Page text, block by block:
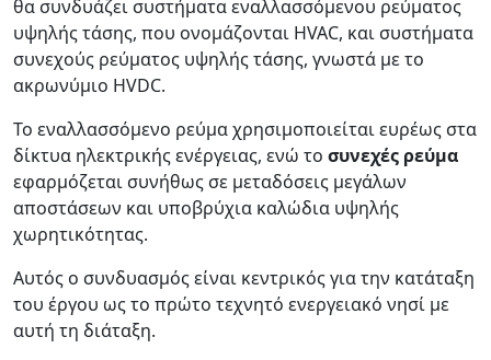
θα συνδυάζει συστήματα εναλλασσόμενου ρεύματος
υψηλής τάσης, που ονομάζονται HVAC, και συστήματα
συνεχούς ρεύματος υψηλής τάσης, γνωστά με το
ακρωνύμιο HVDC.
Το εναλλασσόμενο ρεύμα χρησιμοποιείται ευρέως στα
δίκτυα ηλεκτρικής ενέργειας, ενώ το συνεχές ρεύμα
εφαρμόζεται συνήθως σε μεταδόσεις μεγάλων
αποστάσεων και υποβρύχια καλώδια υψηλής
χωρητικότητας.
Αυτός ο συνδυασμός είναι κεντρικός για την κατάταξη
του έργου ως το πρώτο τεχνητό ενεργειακό νησί με
αυτή τη διάταξη.